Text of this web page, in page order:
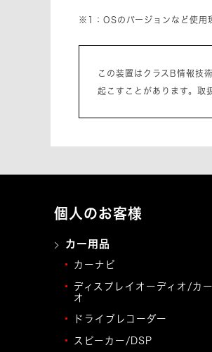
※1：OSのバージョンなど使用
この装置はクラスB情報技
起こすことがあります。取
個人のお客様
カー用品
カーナビ
ディスプレイオーディオ/カ
オ
ドライブレコーダー
スピーカー/DSP